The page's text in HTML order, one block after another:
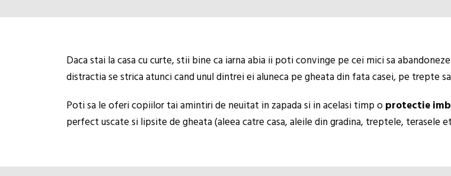
Daca stai la casa cu curte, stii bine ca iarna abia ii poti convinge pe cei mici sa
distractia se strica atunci cand unul dintrei ei aluneca pe gheata din fata casei, pe trepte
Poti sa le oferi copiilor tai amintiri de neuitat in zapada si in acelasi timp o protectie
perfect uscate si lipsite de gheata (aleea catre casa, aleile din gradina, treptele, terasele